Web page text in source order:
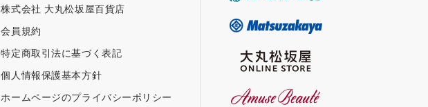
株式会社 大丸松坂屋百貨店
会員規約
特定商取引法に基づく表記
個人情報保護基本方針
ホームページのプライバシーポリシー